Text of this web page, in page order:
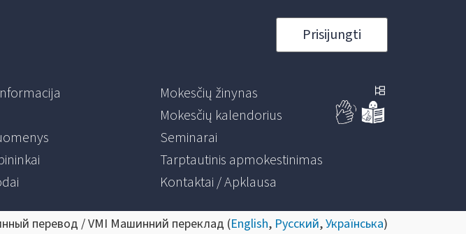
Prisijungti
Mokesčių žinynas
Mokesčių kalendorius
Seminarai
Tarptautinis apmokestinimas
Kontaktai / Apklausa
перевод / VMI Машинний переклад (English, Русский,Українська)